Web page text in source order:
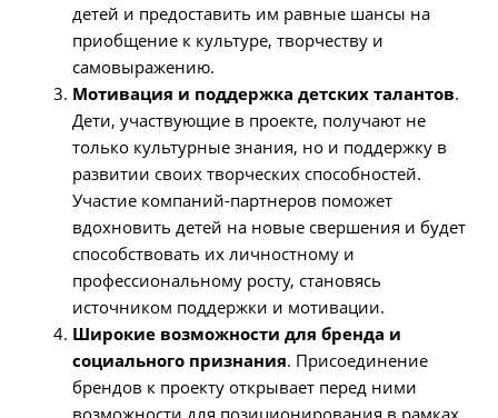
детей и предоставить им равные шансы на
приобщение к культуре, творчеству и
самовыражению.
Мотивация и поддержка детских талантов.
Дети, участвующие в проекте, получают не
только культурные знания, но и поддержку в
развитии своих творческих способностей.
Участие компаний-партнеров поможет
вдохновить детей на новые свершения и будет
способствовать их личностному и
профессиональному росту, становясь
источником поддержки и мотивации.
Широкие возможности для бренда и
социального признания. Присоединение
брендов к проекту открывает перед ними
возможности для позиционирования в рамках